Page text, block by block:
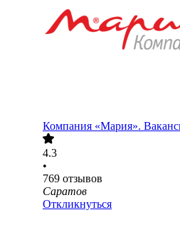
Компания «Мария».
4.3
•
769 отзывов
Саратов
Откликнуться